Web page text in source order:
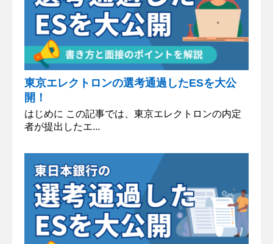
東京エレクトロンの選考通過したESを大公
開！
はじめに この記事では、東京エレクトロンの内定
者が提出したエ...